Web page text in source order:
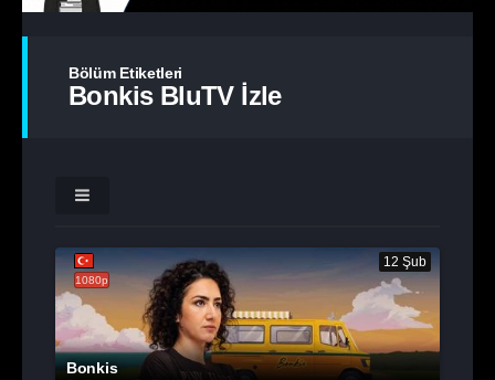
Bölüm Etiketleri
Bonkis BluTV İzle
1080p
12 Şub
Bonkis